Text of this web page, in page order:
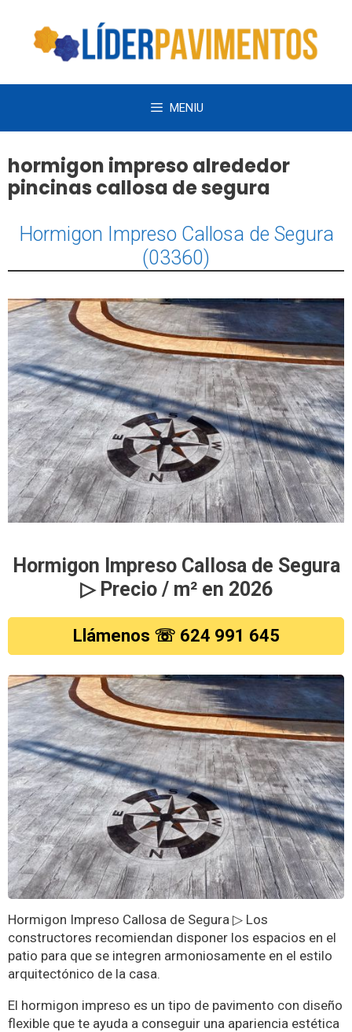
contenido
MENIU
hormigon impreso alrededor
pincinas callosa de segura
Hormigon Impreso Callosa de Segura
(03360)
Hormigon Impreso Callosa de Segura
▷ Precio / m² en 2026
Llámenos ☏ 624 991 645
Hormigon Impreso Callosa de Segura ▷ Los
constructores recomiendan disponer los espacios en el
patio para que se integren armoniosamente en el estilo
arquitectónico de la casa.
El hormigon impreso es un tipo de pavimento con diseño
flexible que te ayuda a conseguir una apariencia estética